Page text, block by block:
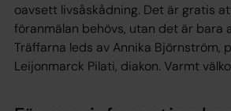
oavsett livsåskådning. Det är gratis
föranmälan behövs, utan det är bara
Träffarna leds av Annika Björnström,
Leijonmarck Pilati, diakon. Varmt